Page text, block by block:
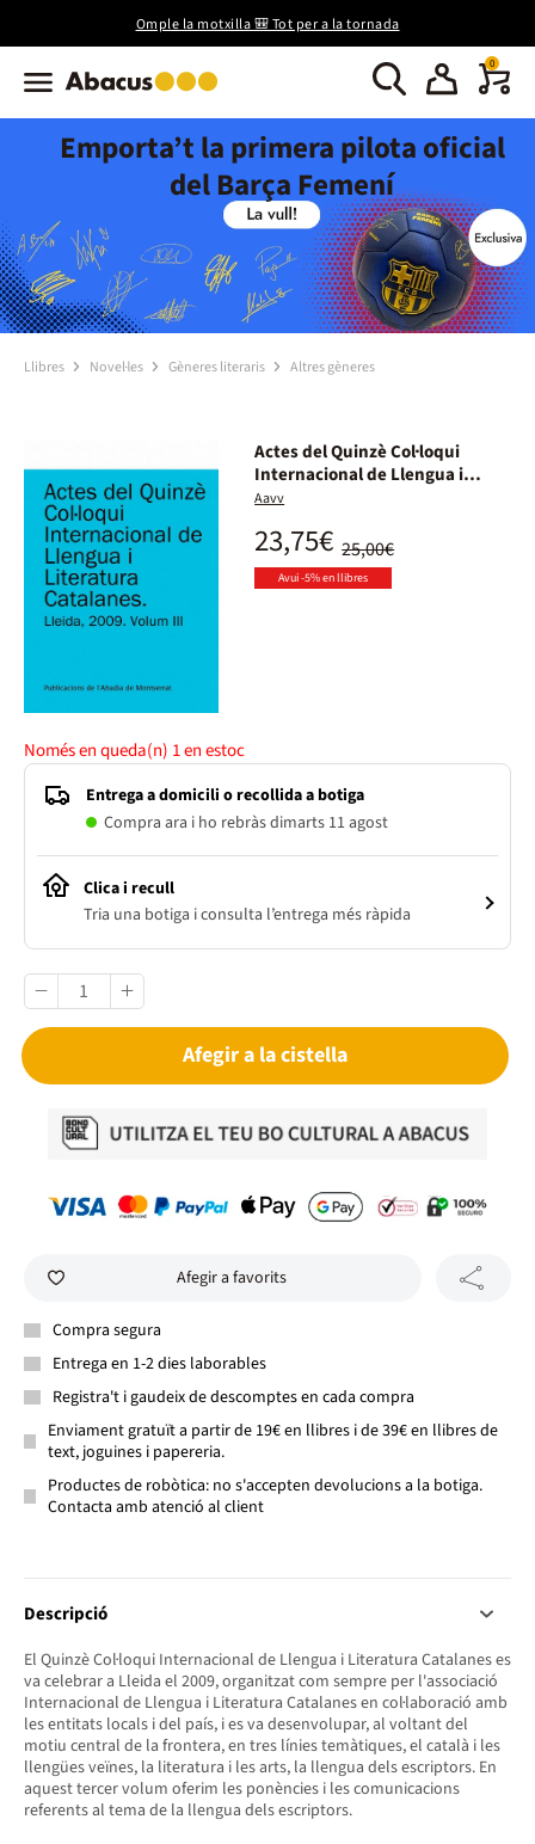
Omple la motxilla 🎒 Tot per a la tornada
0
Emporta’t la primera pilota oficial
del Barça Femení
Llibres Novel·les Gèneres literaris Altres gèneres
Actes del Quinzè Col·loqui
Internacional de Llengua i
Literatura Catalanes. Lleida,
Aavv
25,00€
23,75€
Avui -5% en llibres
Només en queda(n) 1en estoc
Entrega a domicili o recollida a botiga
Compra ara i ho rebràs dimarts 11 agost
Clica i recull
Tria una botiga i consulta l’entrega més ràpida
Afegir a la cistella
Afegir a favorits
Compra segura
Entrega en 1-2 dies laborables
Registra't i gaudeix de descomptes en cada compra
Enviament gratuït a partir de 19€ en llibres i de 39€ en llibres de
text, joguines i papereria.
Productes de robòtica: no s'accepten devolucions a la botiga.
Contacta amb atenció al client
Descripció
El Quinzè Col·loqui Internacional de Llengua i Literatura Catalanes es
va celebrar a Lleida el 2009, organitzat com sempre per l'associació
Internacional de Llengua i Literatura Catalanes en col·laboració amb
les entitats locals i del país, i es va desenvolupar, al voltant del
motiu central de la frontera, en tres línies temàtiques, el català i les
llengües veïnes, la literatura i les arts, la llengua dels escriptors. En
aquest tercer volum oferim les ponències i les comunicacions
referents al tema de la llengua dels escriptors.